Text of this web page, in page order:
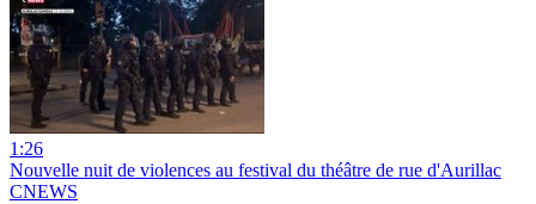
1:26
Nouvelle nuit de violences au festival du théâtre de rue d'Aurillac
CNEWS